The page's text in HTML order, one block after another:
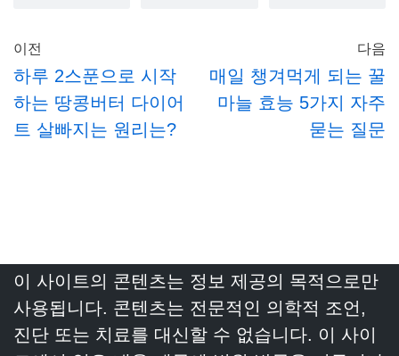
이전
하루 2스푼으로 시작
하는 땅콩버터 다이어
트 살빠지는 원리는?
다음
매일 챙겨먹게 되는 꿀
마늘 효능 5가지 자주
묻는 질문
이 사이트의 콘텐츠는 정보 제공의 목적으로만
사용됩니다. 콘텐츠는 전문적인 의학적 조언,
진단 또는 치료를 대신할 수 없습니다. 이 사이